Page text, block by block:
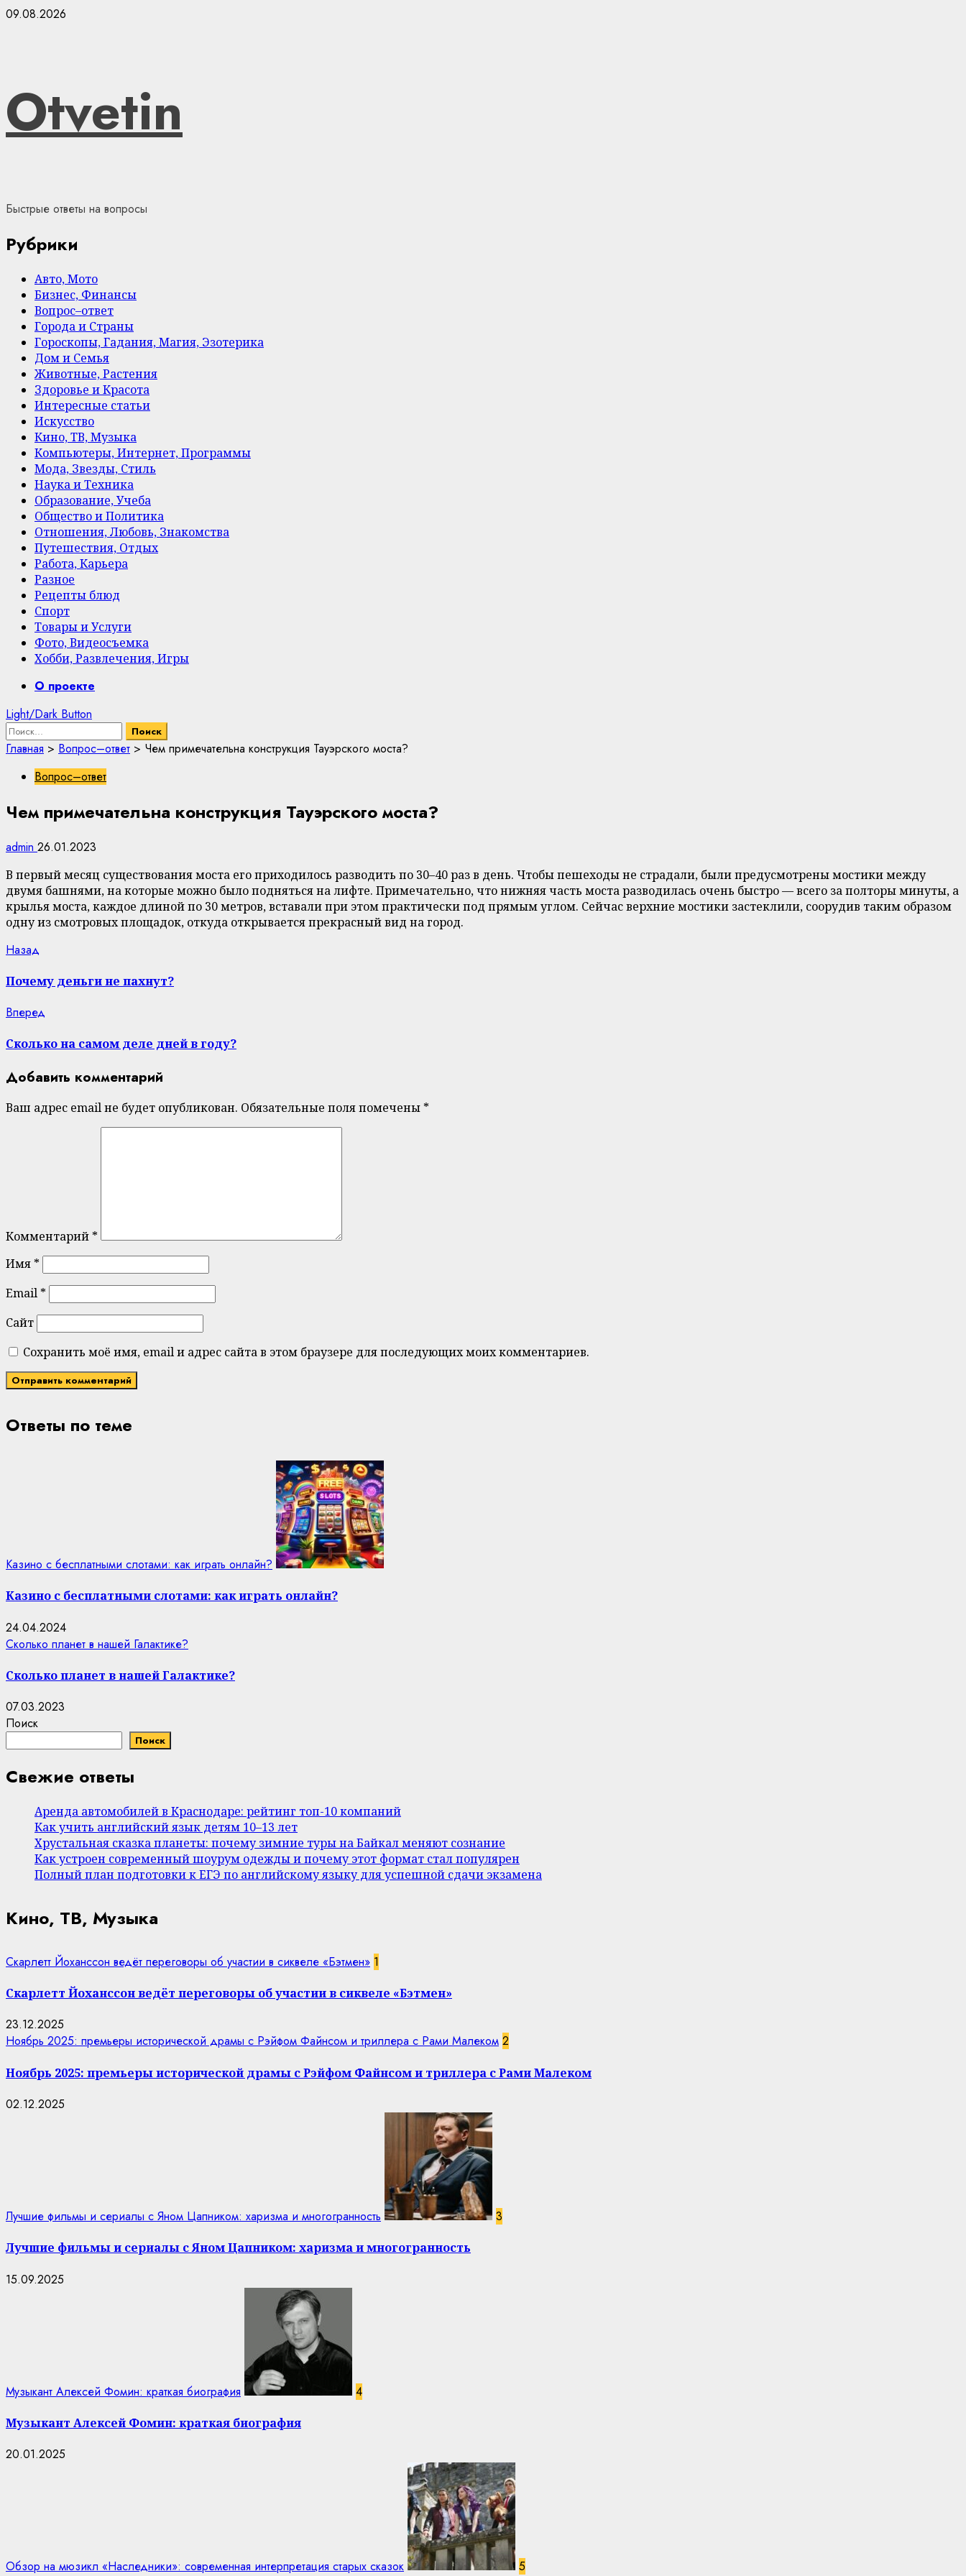
Skip
09.08.2026
Otvetin
Быстрые ответы на вопросы
Рубрики
Авто, Мото
Бизнес, Финансы
Вопрос–ответ
Города и Страны
Гороскопы, Гадания, Магия, Эзотерика
Дом и Семья
Животные, Растения
Здоровье и Красота
Интересные статьи
Искусство
Кино, ТВ, Музыка
Компьютеры, Интернет, Программы
Мода, Звезды, Стиль
Наука и Техника
Образование, Учеба
Общество и Политика
Отношения, Любовь, Знакомства
Путешествия, Отдых
Работа, Карьера
Разное
Рецепты блюд
Спорт
Товары и Услуги
Фото, Видеосъемка
Хобби, Развлечения, Игры
PrimaryО проекте
Light/Dark Button
Найти:
Главная > Вопрос–ответ > Чем примечательна конструкция Тауэрского моста?
Вопрос–ответ
Чем примечательна конструкция Тауэрского моста?
admin 26.01.2023
В первый месяц существования моста его приходилось разводить по 30–40 раз в день. Чтобы пешеходы не страдали, были предусмотрены мостики между
двумя башнями, на которые можно было подняться на лифте. Примечательно, что нижняя часть моста разводилась очень быстро — всего за полторы минуты, а
крылья моста, каждое длиной по 30 метров, вставали при этом практически под прямым углом. Сейчас верхние мостики застеклили, соорудив таким образом
одну из смотровых площадок, откуда открывается прекрасный вид на город.
Continue
Reading
Назад
Почему деньги не пахнут?
Вперед
Сколько на самом деле дней в году?
Добавить комментарий
Ваш адрес email не будет опубликован. Обязательные поля помечены *
Комментарий *
Имя *
Email *
Сайт
Сохранить моё имя, email и адрес сайта в этом браузере для последующих моих комментариев.
Ответы по теме
Казино с бесплатными слотами: как играть онлайн?
Казино с бесплатными слотами: как играть онлайн?
24.04.2024
Сколько планет в нашей Галактике?
Сколько планет в нашей Галактике?
07.03.2023
Поиск
Поиск
Свежие ответы
Аренда автомобилей в Краснодаре: рейтинг топ-10 компаний
Как учить английский язык детям 10–13 лет
Хрустальная сказка планеты: почему зимние туры на Байкал меняют сознание
Как устроен современный шоурум одежды и почему этот формат стал популярен
Полный план подготовки к ЕГЭ по английскому языку для успешной сдачи экзамена
Кино, ТВ, Музыка
Скарлетт Йоханссон ведёт переговоры об участии в сиквеле «Бэтмен» 1
Скарлетт Йоханссон ведёт переговоры об участии в сиквеле «Бэтмен»
23.12.2025
Ноябрь 2025: премьеры исторической драмы с Рэйфом Файнсом и триллера с Рами Малеком 2
Ноябрь 2025: премьеры исторической драмы с Рэйфом Файнсом и триллера с Рами Малеком
02.12.2025
Лучшие фильмы и сериалы с Яном Цапником: харизма и многогранность 3
Лучшие фильмы и сериалы с Яном Цапником: харизма и многогранность
15.09.2025
Музыкант Алексей Фомин: краткая биография 4
Музыкант Алексей Фомин: краткая биография
20.01.2025
Обзор на мюзикл «Наследники»: современная интерпретация старых сказок 5